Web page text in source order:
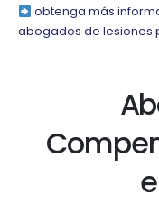
obtenga más
abogados de lesiones